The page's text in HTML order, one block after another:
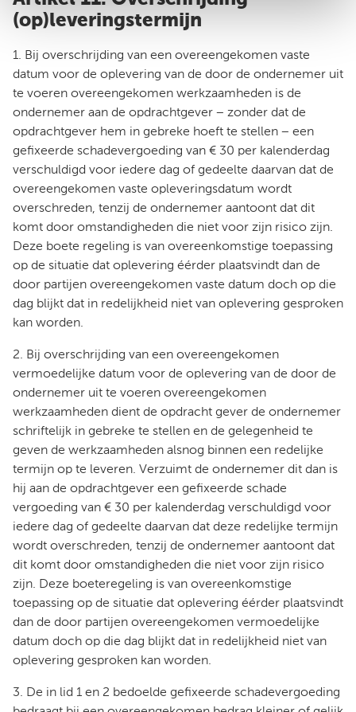
(op)leveringstermijn
1. Bij overschrijding van een overeengekomen vaste
datum voor de oplevering van de door de ondernemer uit
te voeren overeengekomen werkzaamheden is de
ondernemer aan de opdrachtgever − zonder dat de
opdrachtgever hem in gebreke hoeft te stellen − een
gefixeerde schadevergoeding van € 30 per kalenderdag
verschuldigd voor iedere dag of gedeelte daarvan dat de
overeengekomen vaste opleveringsdatum wordt
overschreden, tenzij de ondernemer aantoont dat dit
komt door omstandigheden die niet voor zijn risico zijn.
Deze boete regeling is van overeenkomstige toepassing
op de situatie dat oplevering éérder plaatsvindt dan de
door partijen overeengekomen vaste datum doch op die
dag blijkt dat in redelijkheid niet van oplevering gesproken
kan worden.
2. Bij overschrijding van een overeengekomen
vermoedelijke datum voor de oplevering van de door de
ondernemer uit te voeren overeengekomen
werkzaamheden dient de opdracht gever de ondernemer
schriftelijk in gebreke te stellen en de gelegenheid te
geven de werkzaamheden alsnog binnen een redelijke
termijn op te leveren. Verzuimt de ondernemer dit dan is
hij aan de opdrachtgever een gefixeerde schade
vergoeding van € 30 per kalenderdag verschuldigd voor
iedere dag of gedeelte daarvan dat deze redelijke termijn
wordt overschreden, tenzij de ondernemer aantoont dat
dit komt door omstandigheden die niet voor zijn risico
zijn. Deze boeteregeling is van overeenkomstige
toepassing op de situatie dat oplevering éérder plaatsvindt
dan de door partijen overeengekomen vermoedelijke
datum doch op die dag blijkt dat in redelijkheid niet van
oplevering gesproken kan worden.
3. De in lid 1 en 2 bedoelde gefixeerde schadevergoeding